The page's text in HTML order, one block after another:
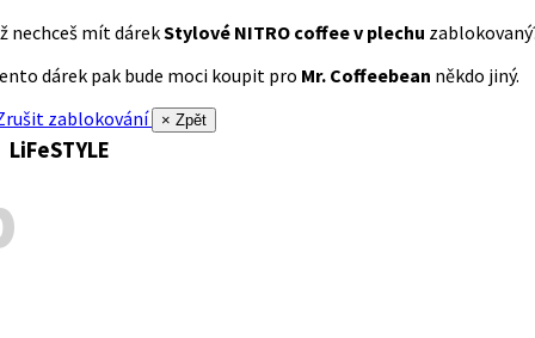
nechceš mít dárekStylové NITRO coffee v plechu
dárek pak bude moci koupit pro Mr. Coffeebean někdo jiný.
zablokování
× Zpět
LiFeSTYLE